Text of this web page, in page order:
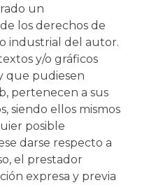
un
los derechos de
industrial del autor.
y/o gráficos
que pudiesen
pertenecen a sus
siendo ellos mismos
posible
darse respecto a
el prestador
expresa y previa